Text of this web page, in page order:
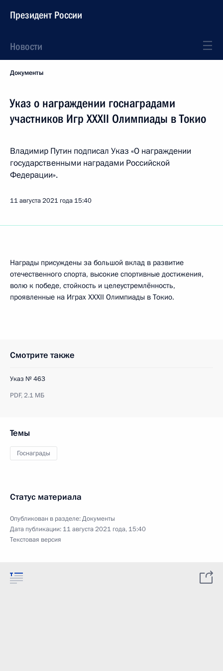
Президент России
Новости
Документы
Указ о награждении госнаградами
участников Игр XXXII Олимпиады в Токио
Владимир Путин подписал Указ «О награждении
государственными наградами Российской
Федерации».
11 августа 2021 года 15:40
Награды присуждены за большой вклад в развитие
отечественного спорта, высокие спортивные достижения,
волю к победе, стойкость и целеустремлённость,
проявленные на Играх XXXII Олимпиады в Токио.
Смотрите также
Указ № 463
PDF,2.1 МБ
Темы
Госнаграды
Статус материала
Опубликован в разделе:Документы
Дата публикации: 11 августа 2021 года, 15:40
Текстовая версия